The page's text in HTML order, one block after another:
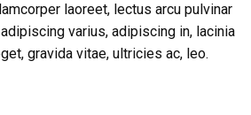
laoreet, lectus arcu pulvinar
varius, adipiscing in, lacinia
gravida vitae, ultricies ac, leo.